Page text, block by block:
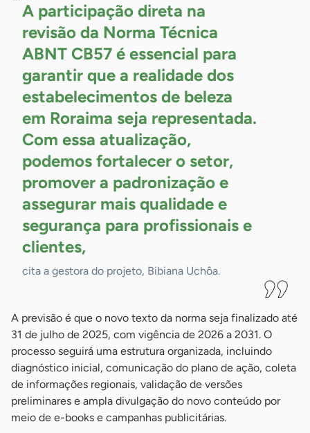
A participação direta na
revisão da Norma Técnica
ABNT CB57 é essencial para
garantir que a realidade dos
estabelecimentos de beleza
em Roraima seja representada.
Com essa atualização,
podemos fortalecer o setor,
promover a padronização e
assegurar mais qualidade e
segurança para profissionais e
clientes,
cita a gestora do projeto, Bibiana Uchôa.
A previsão é que o novo texto da norma seja finalizado até
31 de julho de 2025, com vigência de 2026 a 2031. O
processo seguirá uma estrutura organizada, incluindo
diagnóstico inicial, comunicação do plano de ação, coleta
de informações regionais, validação de versões
preliminares e ampla divulgação do novo conteúdo por
meio de e-books e campanhas publicitárias.